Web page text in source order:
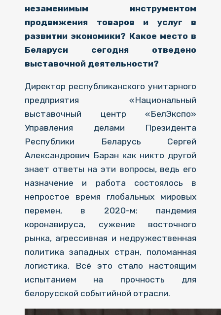
незаменимым инструментом
продвижения товаров и услуг в
развитии экономики? Какое место в
Беларуси сегодня отведено
выставочной деятельности?
Директор республиканского унитарного
предприятия «Национальный
выставочный центр «БелЭкспо»
Управления делами Президента
Республики Беларусь Сергей
Александрович Баран как никто другой
знает ответы на эти вопросы, ведь его
назначение и работа состоялось в
непростое время глобальных мировых
перемен, в 2020-м: пандемия
коронавируса, сужение восточного
рынка, агрессивная и недружественная
политика западных стран, поломанная
логистика. Всё это стало настоящим
испытанием на прочность для
белорусской событийной отрасли.